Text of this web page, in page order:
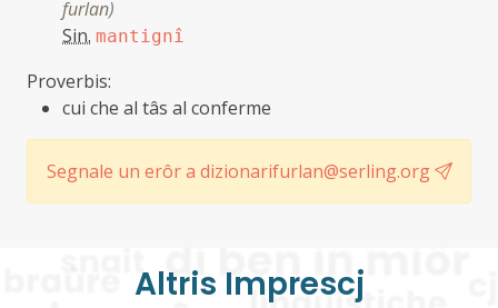
furlan)
Sin. mantignî
Proverbis:
cui che al tâs al conferme
Segnale un erôr a dizionarifurlan@serling.org
Altris Imprescj